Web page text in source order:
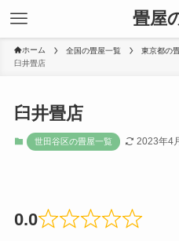
畳屋
ホーム 全国の畳屋一覧 東京都の
臼井畳店
臼井畳店
世田谷区の畳屋一覧 2023年4
0.0
Rated